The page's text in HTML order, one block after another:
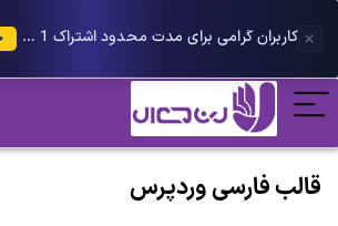
کاربران گرامی برای مدت محدود اشتراک 1 ساله پلاس را می توانید با 25 درصد تخفیف دریافت کنید.
قالب فارسی وردپرس